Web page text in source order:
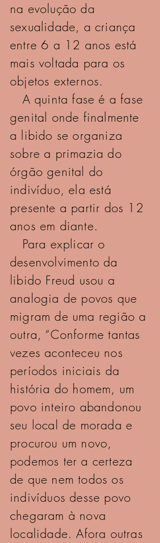
na evolução da
sexualidade, a criança
entre 6 a 12 anos está
mais voltada para os
objetos externos.
A quinta fase é a fase
genital onde finalmente
a libido se organiza
sobre a primazia do
órgão genital do
indivíduo, ela está
presente a partir dos 12
anos em diante.
Para explicar o
desenvolvimento da
libido Freud usou a
analogia de povos que
migram de uma região a
outra, “Conforme tantas
vezes aconteceu nos
períodos iniciais da
história do homem, um
povo inteiro abandonou
seu local de morada e
procurou um novo,
podemos ter a certeza
de que nem todos os
indivíduos desse povo
chegaram à nova
localidade. Afora outras